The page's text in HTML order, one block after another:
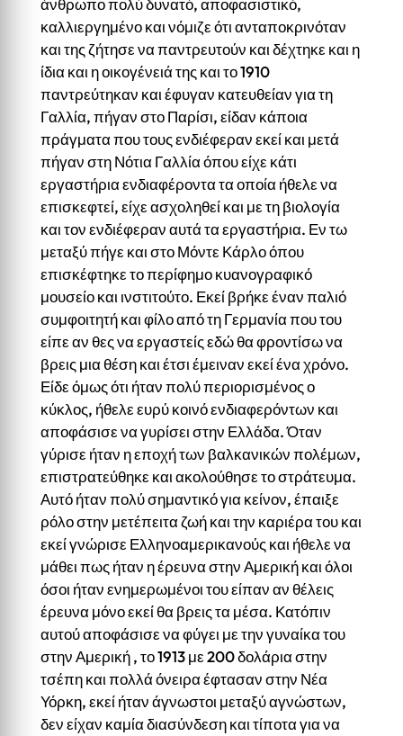
άνθρωπο πολύ δυνατό, αποφασιστικό,
καλλιεργημένο και νόμιζε ότι ανταποκρινόταν
και της ζήτησε να παντρευτούν και δέχτηκε και η
ίδια και η οικογένειά της και το 1910
παντρεύτηκαν και έφυγαν κατευθείαν για τη
Γαλλία, πήγαν στο Παρίσι, είδαν κάποια
πράγματα που τους ενδιέφεραν εκεί και μετά
πήγαν στη Νότια Γαλλία όπου είχε κάτι
εργαστήρια ενδιαφέροντα τα οποία ήθελε να
επισκεφτεί, είχε ασχοληθεί και με τη βιολογία
και τον ενδιέφεραν αυτά τα εργαστήρια. Εν τω
μεταξύ πήγε και στο Μόντε Κάρλο όπου
επισκέφτηκε το περίφημο κυανογραφικό
μουσείο και ινστιτούτο. Εκεί βρήκε έναν παλιό
συμφοιτητή και φίλο από τη Γερμανία που του
είπε αν θες να εργαστείς εδώ θα φροντίσω να
βρεις μια θέση και έτσι έμειναν εκεί ένα χρόνο.
Είδε όμως ότι ήταν πολύ περιορισμένος ο
κύκλος, ήθελε ευρύ κοινό ενδιαφερόντων και
αποφάσισε να γυρίσει στην Ελλάδα. Όταν
γύρισε ήταν η εποχή των βαλκανικών πολέμων,
επιστρατεύθηκε και ακολούθησε το στράτευμα.
Αυτό ήταν πολύ σημαντικό για κείνον, έπαιξε
ρόλο στην μετέπειτα ζωή και την καριέρα του και
εκεί γνώρισε Ελληνοαμερικανούς και ήθελε να
μάθει πως ήταν η έρευνα στην Αμερική και όλοι
όσοι ήταν ενημερωμένοι του είπαν αν θέλεις
έρευνα μόνο εκεί θα βρεις τα μέσα. Κατόπιν
αυτού αποφάσισε να φύγει με την γυναίκα του
στην Αμερική , το 1913 με 200 δολάρια στην
τσέπη και πολλά όνειρα έφτασαν στην Νέα
Υόρκη, εκεί ήταν άγνωστοι μεταξύ αγνώστων,
δεν είχαν καμία διασύνδεση και τίποτα για να